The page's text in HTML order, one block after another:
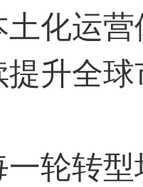
化运
升全
轮转